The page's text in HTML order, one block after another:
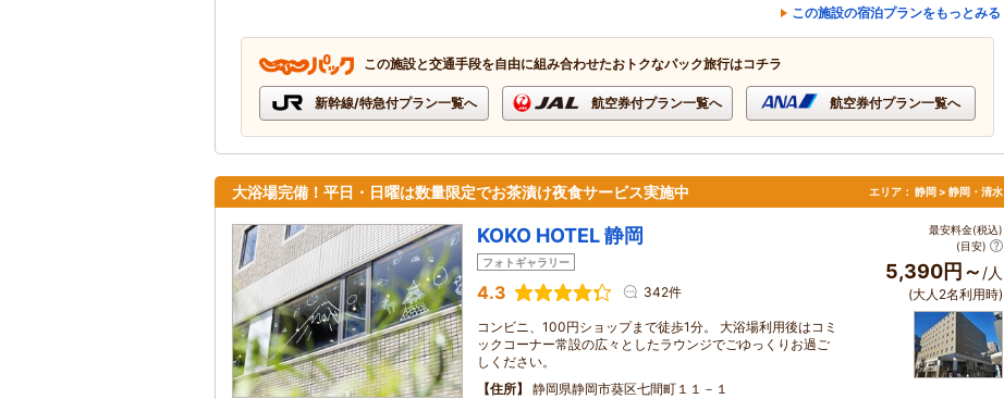
この施設の宿泊プランをもっとみる
この施設と交通手段を自由に組み合わせたおトクなパック旅行はコチラ
新幹線/特急付プラン一覧へ 航空券付プラン一覧へ 航空券付プラン一覧へ
大浴場完備！平日・日曜は数量限定でお茶漬け夜食サービス実施中 エリア： 静岡 > 静岡・清水
KOKO HOTEL 静岡
フォトギャラリー
4.3 342件
コンビニ、100円ショップまで徒歩1分。 大浴場利用後はコミ
ックコーナー常設の広々としたラウンジでごゆっくりお過ご
しください。
住所
静岡県静岡市葵区七間町１１－１
最安料金(税込)
(目安)
5,390円～ /人
(大人2名利用時)